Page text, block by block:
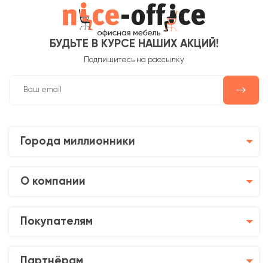
БУДЬТЕ В КУРСЕ НАШИХ АКЦИЙ!
Подпишитесь на рассылку
Города миллионники
О компании
Покупателям